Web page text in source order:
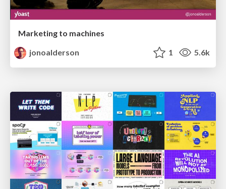
Marketing to machines
jonoalderson
1 5.6k